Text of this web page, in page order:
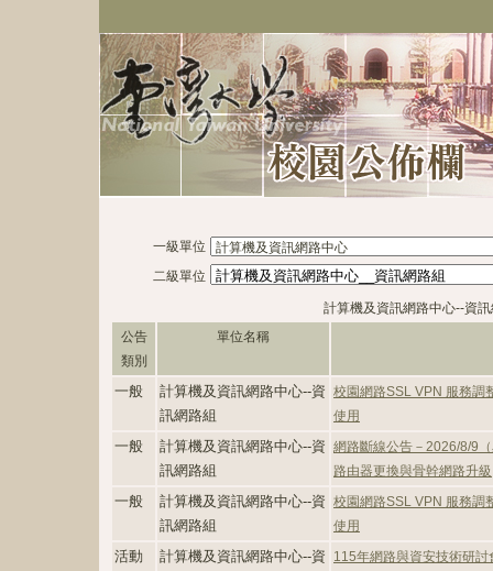
一級單位
二級單位
計算機及資訊網路中心--資
公告
類別
單位名稱
一般
計算機及資訊網路中心--資
訊網路組
校園網路SSL VPN 服務調
使用
一般
計算機及資訊網路中心--資
訊網路組
網路斷線公告－2026/8/9
路由器更換與骨幹網路升級
一般
計算機及資訊網路中心--資
訊網路組
校園網路SSL VPN 服務調
使用
活動
計算機及資訊網路中心--資
115年網路與資安技術研討